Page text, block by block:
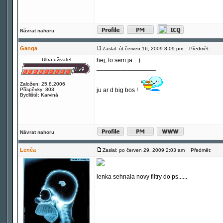
Návrat nahoru
Ganga Zaslal: út červen 16, 2009 8:09 pm
Předmět:
Ultra uživatel
Založen: 25.8.2006
Příspěvky: 803
Bydliště: Karviná
hej, to sem ja. : )
ju ar d big bos !
Návrat nahoru
Lenča Zaslal: po červen 29, 2009 2:03 am Předmět:
lenka sehnala novy filtry do ps......